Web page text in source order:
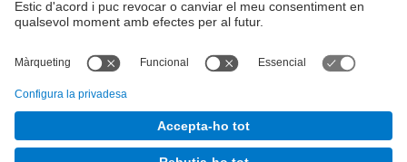
Formulari de contacte
Junta PAS Funcionari